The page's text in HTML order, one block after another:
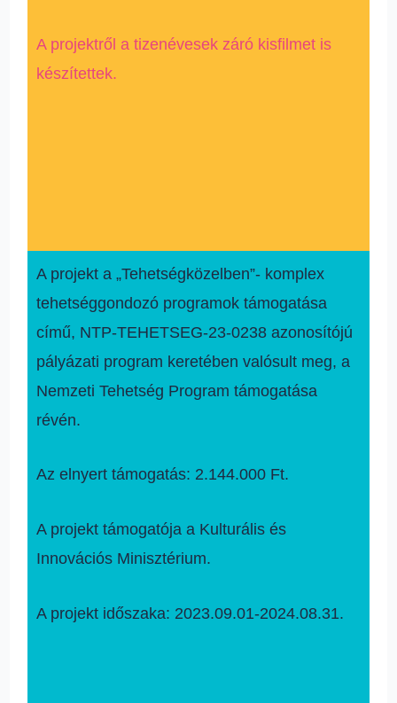
A projektről a tizenévesek záró kisfilmet is
készítettek.
A projekt a „Tehetségközelben”- komplex
tehetséggondozó programok támogatása
című, NTP-TEHETSEG-23-0238 azonosítójú
pályázati program keretében valósult meg, a
Nemzeti Tehetség Program támogatása
révén.
Az elnyert támogatás: 2.144.000 Ft.
A projekt támogatója a Kulturális és
Innovációs Minisztérium.
A projekt időszaka: 2023.09.01-2024.08.31.